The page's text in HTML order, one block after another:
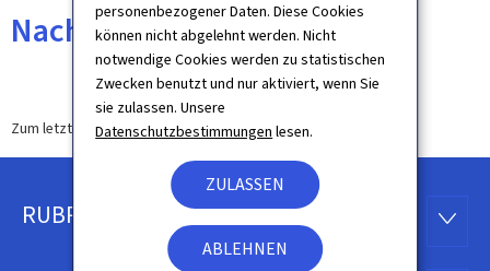
personenbezogener Daten. Diese Cookies
können nicht abgelehnt werden. Nicht
notwendige Cookies werden zu statistischen
Zwecken benutzt und nur aktiviert, wenn Sie
sie zulassen. Unsere
Datenschutzbestimmungen lesen.
ZULASSEN
ABLEHNEN
Nachrichten
Zum letzten Mal aktualisiert am30.03.2026
Footer
RUBRIKEN